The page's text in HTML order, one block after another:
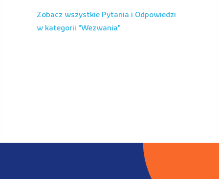
Zobacz wszystkie Pytania i Odpowiedzi
w kategorii "
wezwania"